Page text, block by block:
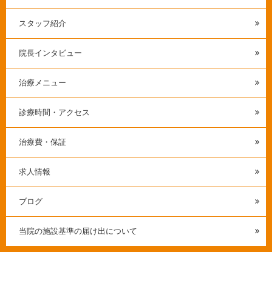
スタッフ紹介
院長インタビュー
治療メニュー
診療時間・アクセス
治療費・保証
求人情報
ブログ
当院の施設基準の届け出について